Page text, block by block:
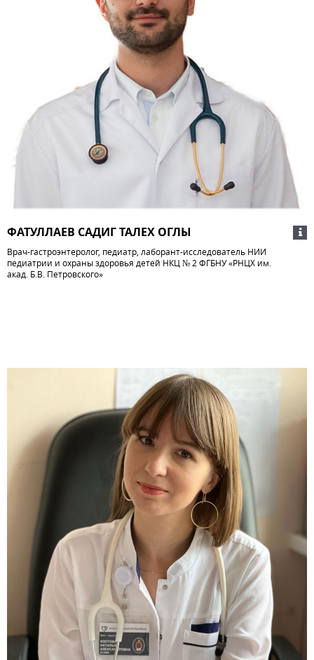
ФАТУЛЛАЕВ САДИГ ТАЛЕХ ОГЛЫ
Врач-гастроэнтеролог, педиатр, лаборант-исследователь НИИ
педиатрии и охраны здоровья детей НКЦ № 2 ФГБНУ «РНЦХ им.
акад. Б.В. Петровского»